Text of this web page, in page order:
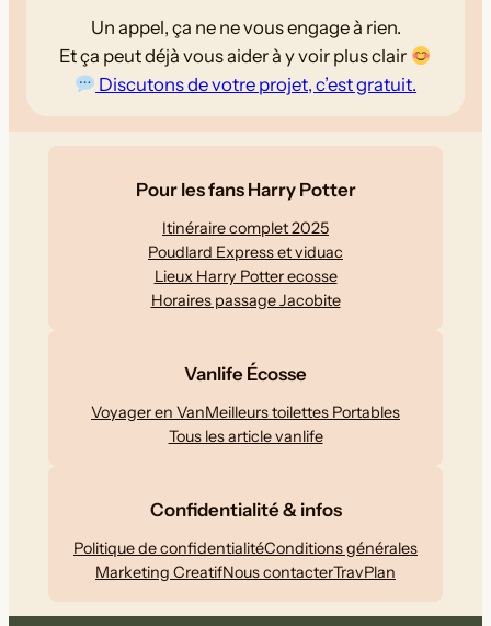
Fermer
Un appel, ça ne ne vous engage à rien.
Et ça peut déjà vous aider à y voir plus clair
Discutons de votre projet, c’est gratuit.
Pour les fans Harry Potter
Itinéraire complet 2025
Poudlard Express et viduac
Lieux Harry Potter ecosse
Horaires passage Jacobite
Vanlife Écosse
Voyager en VanMeilleurs toilettes Portables
Tous les article vanlife
Confidentialité & infos
Politique de confidentialitéConditions générales
Marketing CreatifNous contacterTravPlan